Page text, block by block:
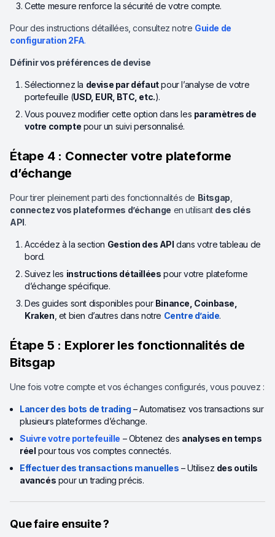
Cette mesure renforce la sécurité de votre compte.
Pour des instructions détaillées, consultez notre Guide de
configuration 2FA.
Définir vos préférences de devise
Sélectionnez la devise par défautpour l’analyse de votre
portefeuille (USD, EUR, BTC, etc.).
Vous pouvez modifier cette option dans les paramètres de
votre compte pour un suivi personnalisé.
Étape 4 : Connecter votre plateforme
d’échange
Pour tirer pleinement parti des fonctionnalités de Bitsgap
connectez vos plateformes d’échange en utilisant des clés
API.
Accédez à la section Gestion des API dans votre tableau de
bord.
Suivez les instructions détaillées pour votre plateforme
d’échange spécifique.
Des guides sont disponibles pour Binance, Coinbase,
Kraken , et bien d’autres dans notre Centre d’aide.
Étape 5 : Explorer les fonctionnalités de
Bitsgap
Une fois votre compte et vos échanges configurés, vous pouvez :
Lancer des bots de trading – Automatisez vos transactions sur
plusieurs plateformes d’échange.
Suivre votre portefeuille – Obtenez des analyses en temps
réel pour tous vos comptes connectés.
Effectuer des transactions manuelles – Utilisez des outils
avancés pour un trading précis.
Que faire ensuite ?